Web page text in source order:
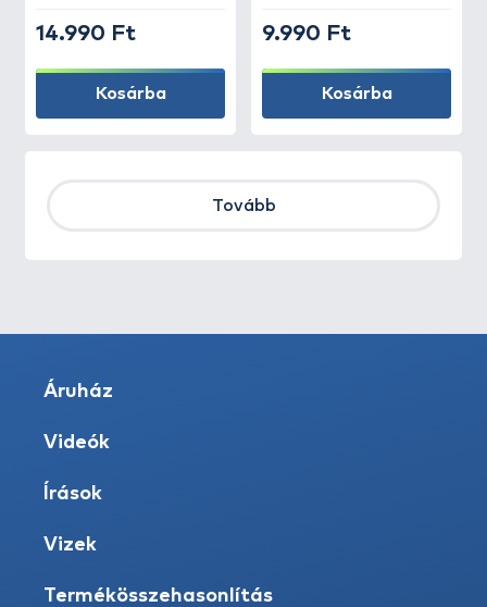
14.990 Ft
Kosárba
9.990 Ft
Kosárba
Tovább
Áruház
Videók
Írások
Vizek
Termékösszehasonlítás